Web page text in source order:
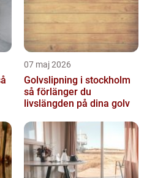
07 maj 2026
Golvslipning i stockholm
så förlänger du
livslängden på dina golv